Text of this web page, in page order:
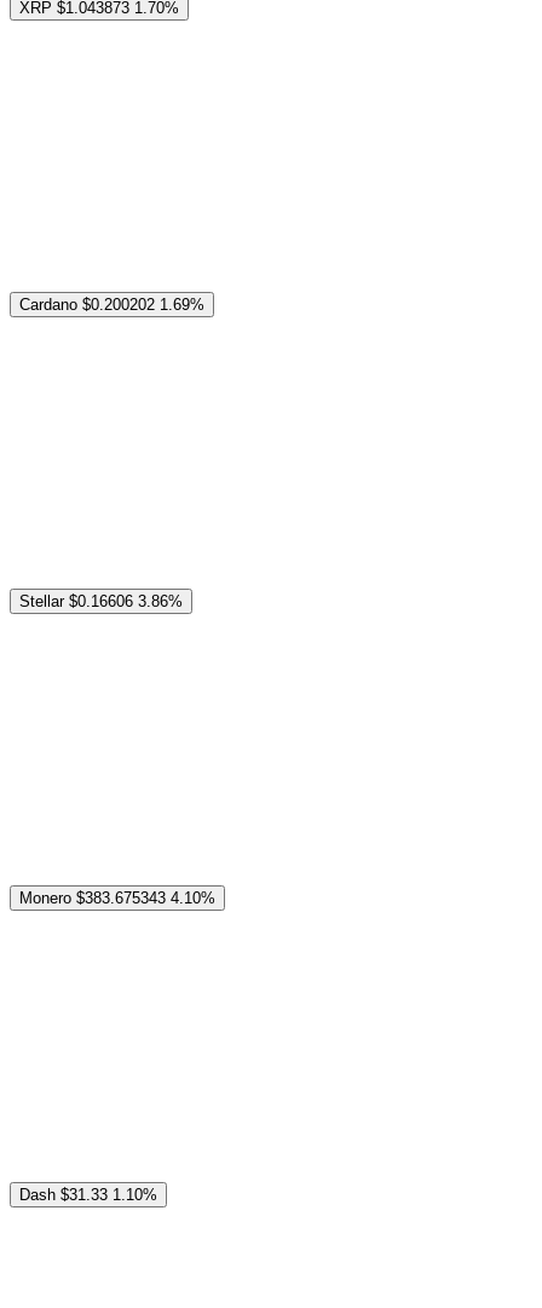
XRP $1.043873 1.70%
Cardano $0.200202 1.69%
Stellar $0.16606 3.86%
Monero $383.675343 4.10%
Dash $31.33 1.10%